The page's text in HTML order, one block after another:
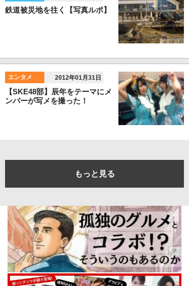
鉄道被災地を往く【写真ルポ】
エンタメ 2012年01月31日
【SKE48部】辰年をテーマにメ
ンバーが写メを撮った！
もっと見る